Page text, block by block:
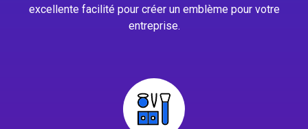
excellente facilité pour créer un emblème pour votre
entreprise.